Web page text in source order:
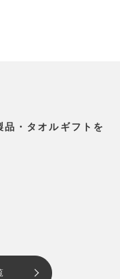
・タオルギフトを